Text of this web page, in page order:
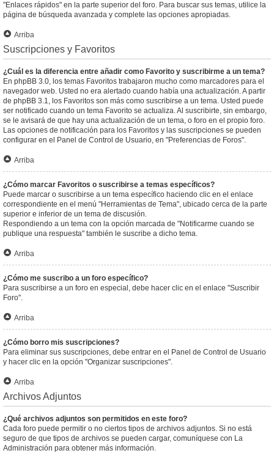
"Enlaces rápidos" en la parte superior del foro. Para buscar sus temas, utilice la
página de búsqueda avanzada y complete las opciones apropiadas.
Arriba
Suscripciones y Favoritos
¿Cuál es la diferencia entre añadir como Favorito y suscribirme a un tema?
En phpBB 3.0, los temas Favoritos trabajaron mucho como marcadores para el
navegador web. Usted no era alertado cuando había una actualización. A partir
de phpBB 3.1, los Favoritos son más como suscribirse a un tema. Usted puede
ser notificado cuando un tema Favorito se actualiza. Al suscribirte, sin embargo,
se le avisará de que hay una actualización de un tema, o foro en el propio foro.
Las opciones de notificación para los Favoritos y las suscripciones se pueden
configurar en el Panel de Control de Usuario, en "Preferencias de Foros".
Arriba
¿Cómo marcar Favoritos o suscribirse a temas específicos?
Puede marcar o suscribirse a un tema específico haciendo clic en el enlace
correspondiente en el menú "Herramientas de Tema", ubicado cerca de la parte
superior e inferior de un tema de discusión.
Respondiendo a un tema con la opción marcada de "Notificarme cuando se
publique una respuesta" también le suscribe a dicho tema.
Arriba
¿Cómo me suscribo a un foro específico?
Para suscribirse a un foro en especial, debe hacer clic en el enlace "Suscribir
Foro".
Arriba
¿Cómo borro mis suscripciones?
Para eliminar sus suscripciones, debe entrar en el Panel de Control de Usuario
y hacer clic en la opción "Organizar suscripciones".
Arriba
Archivos Adjuntos
¿Qué archivos adjuntos son permitidos en este foro?
Cada foro puede permitir o no ciertos tipos de archivos adjuntos. Si no está
seguro de que tipos de archivos se pueden cargar, comuníquese con La
Administración para obtener más información.